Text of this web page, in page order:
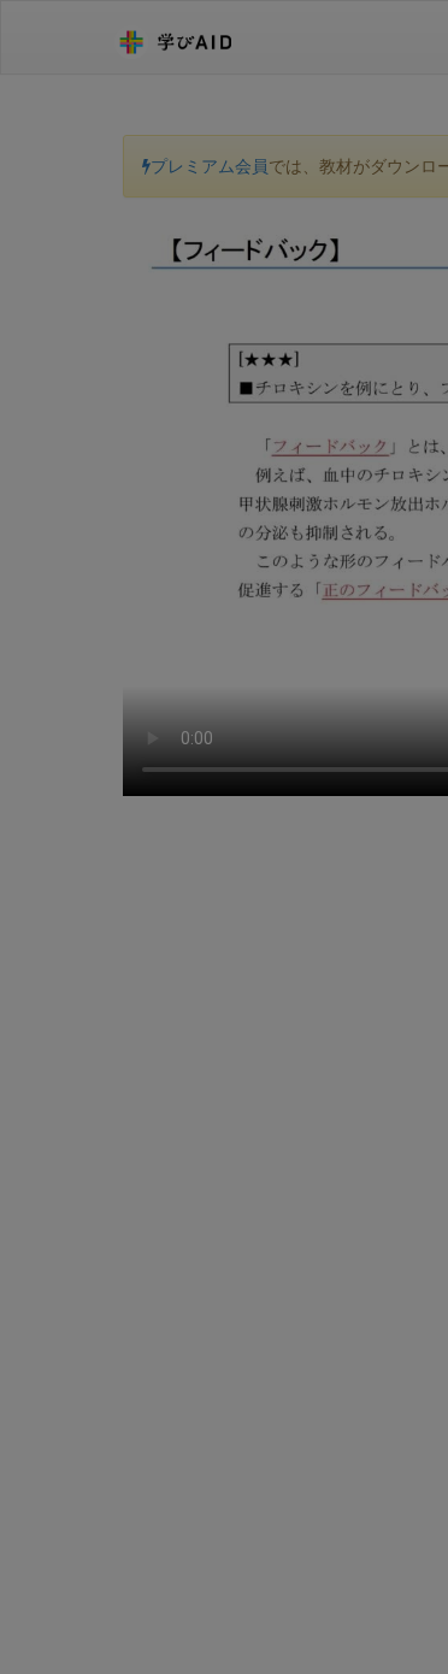
プレミアム会員では、教材がダウンロ